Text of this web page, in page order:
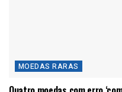
MOEDAS RARAS